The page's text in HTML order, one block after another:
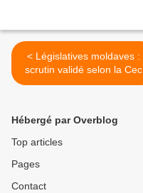
< Législatives moldaves :
scrutin validé selon la Cec
Hébergé par Overblog
Top articles
Pages
Contact